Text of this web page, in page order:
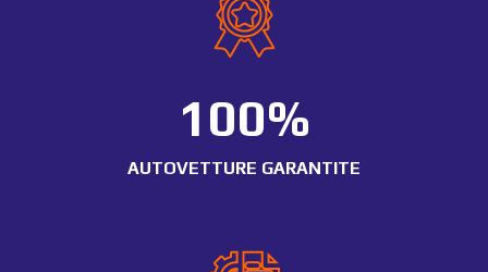
100%
AUTOVETTURE GARANTITE